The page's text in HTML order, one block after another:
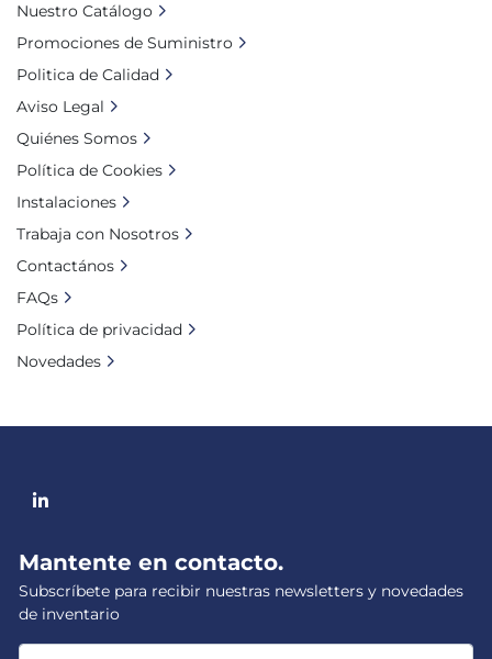
linkedin
Mantente en contacto.
Subscríbete para recibir nuestras newsletters y novedades
de inventario
Nuestro Catálogo
Promociones de Suministro
Politica de Calidad
Aviso Legal
Quiénes Somos
Política de Cookies
Instalaciones
Trabaja con Nosotros
Contactános
FAQs
Política de privacidad
Novedades